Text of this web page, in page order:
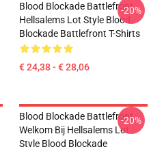
Blood Blockade Battlefront
Hellsalems Lot Style Blood
Blockade Battlefront T-Shirts
€ 24,38 - € 28,06
-20%
Blood Blockade Battlefront
Welkom Bij Hellsalems Lot
Style Blood Blockade
-20%